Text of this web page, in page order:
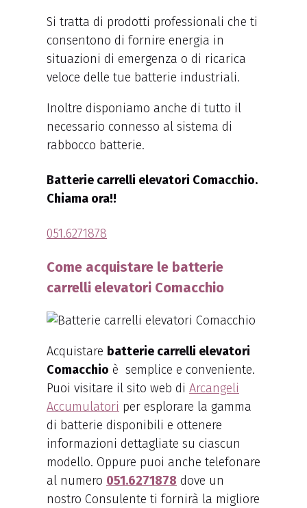
Si tratta di prodotti professionali che ti
consentono di fornire energia in
situazioni di emergenza o di ricarica
veloce delle tue batterie industriali.
Inoltre disponiamo anche di tutto il
necessario connesso al sistema di
rabbocco batterie.
Batterie carrelli elevatori Comacchio.
Chiama ora!!
051.6271878
Come acquistare le batterie
carrelli elevatori Comacchio
Acquistare batterie carrelli elevatori
Comacchio è semplice e conveniente.
Puoi visitare il sito web di Arcangeli
Accumulatori per esplorare la gamma
di batterie disponibili e ottenere
informazioni dettagliate su ciascun
modello. Oppure puoi anche telefonare
al numero 051.6271878 dove un
nostro Consulente ti fornirà la migliore